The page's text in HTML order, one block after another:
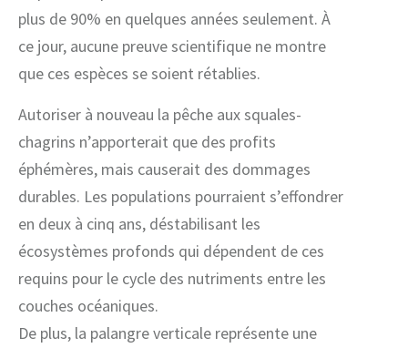
plus de 90% en quelques années seulement. À
ce jour, aucune preuve scientifique ne montre
que ces espèces se soient rétablies.
Autoriser à nouveau la pêche aux squales-
chagrins n’apporterait que des profits
éphémères, mais causerait des dommages
durables. Les populations pourraient s’effondrer
en deux à cinq ans, déstabilisant les
écosystèmes profonds qui dépendent de ces
requins pour le cycle des nutriments entre les
couches océaniques.
De plus, la palangre verticale représente une